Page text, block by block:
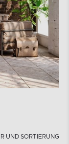
UND SORTIERUNG